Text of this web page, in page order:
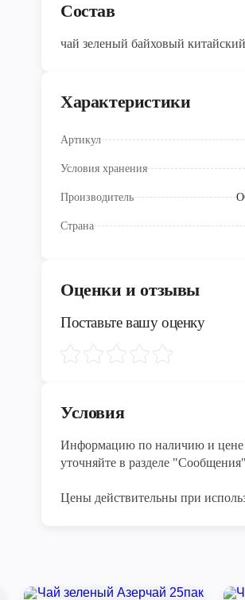
Состав
чай зеленый байховый
Характеристики
Артикул
Условия хранения
Производитель
Страна
Оценки и отзывы
Поставьте вашу оценку
Условия
Информацию по наличию и цене
уточняйте в разделе
Цены действительны при